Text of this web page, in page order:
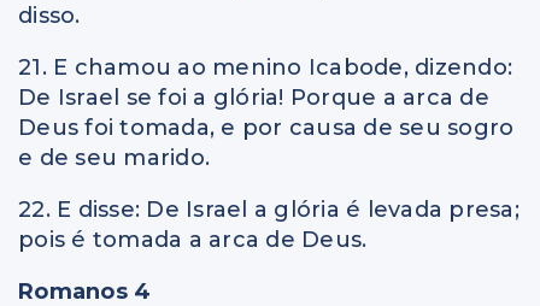
disso.
21. E chamou ao menino Icabode, dizendo:
De Israel se foi a glória! Porque a arca de
Deus foi tomada, e por causa de seu sogro
e de seu marido.
22. E disse: De Israel a glória é levada presa;
pois é tomada a arca de Deus.
Romanos 4